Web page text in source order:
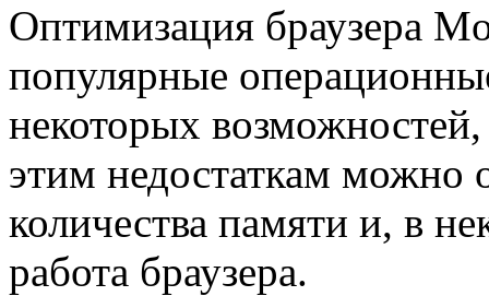
Оптимизация браузера
популярные
некоторых
этим недостаткам можно
количества памяти и, в
работа браузера.